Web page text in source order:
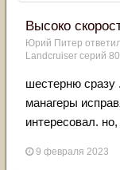
Высоко
Юрий Питер
Landcruiser серий
шестерню сразу
манагеры
интересовал.
9 февраля 2023